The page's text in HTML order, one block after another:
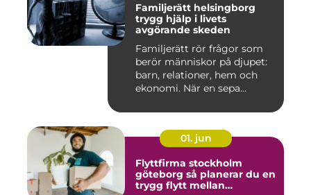
Familjerätt helsingborg
trygg hjälp i livets
avgörande skeden
Familjerätt rör frågor som
berör människor på djupet:
barn, relationer, hem och
ekonomi. När en sepa...
01. jun
Flyttfirma stockholm
göteborg så planerar du en
trygg flytt mellan